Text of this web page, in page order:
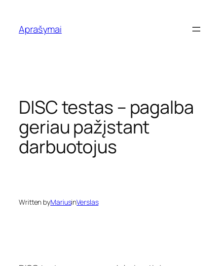
turinio
Aprašymai
DISC testas – pagalba
geriau pažįstant
darbuotojus
Written byMariusinVerslas